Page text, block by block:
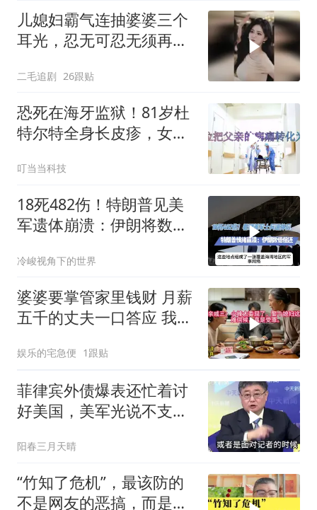
儿媳妇霸气连抽婆婆三个
耳光，忍无可忍无须再
二毛追剧 26跟贴
恐死在海牙监狱！81岁杜
特尔特全身长皮疹，女儿
叮当当科技
18死482伤！特朗普见美
军遗体崩溃：伊朗将数倍
冷峻视角下的世界
婆婆要掌管家里钱财 月薪
五千的丈夫一口答应 我拒
娱乐的宅急便 1跟贴
菲律宾外债爆表还忙着讨
好美国，美军光说不支
阳春三月天晴
“竹知了危机”，最该防的
不是网友的恶搞，而是某